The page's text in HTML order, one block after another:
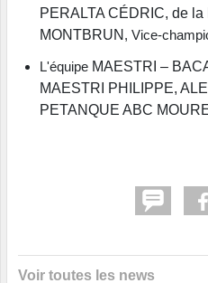
PERALTA CÉDRIC, de
MONTBRUN , Vice-
L'équipe MAESTRI –
MAESTRI PHILIPPE,
PETANQUE ABC
Voir toutes les news